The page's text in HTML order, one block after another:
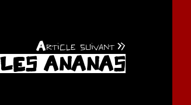
Article suivant
ANANAS